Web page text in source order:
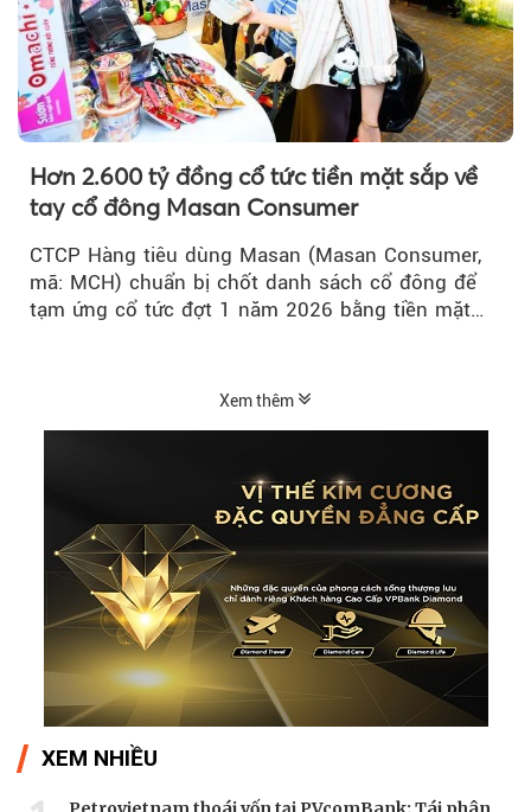
Hơn 2.600 tỷ đồng cổ tức tiền mặt sắp về
tay cổ đông Masan Consumer
CTCP Hàng tiêu dùng Masan (Masan Consumer,
mã: MCH) chuẩn bị chốt danh sách cổ đông để
tạm ứng cổ tức đợt 1 năm 2026 bằng tiền mặt
Xem thêm
XEM NHIỀU